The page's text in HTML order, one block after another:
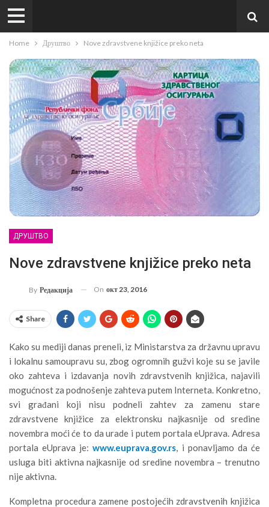
Home Друштво Nove zdravstvene knjižice preko neta
ДРУШТВО
Nove zdravstvene knjižice preko neta
By Редакција On окт 23, 2016
Share
Kako su mediji danas preneli, iz Ministarstva za državnu upravu
i lokalnu samoupravu su, zbog ogromnih gužvi koje su se javile
oko zahteva i izdavanja novih zdravstvenih knjižica, najavili
mogućnost za podnošenje zahteva putem Interneta. Konkretno,
svi građani koji nisu podneli zahtev za zamenu stare
zdravstvene knjižice za elektronsku najkasnije od sredine
novembra moći će to da urade i putem portala eUprava. Adresa
portala eUprava je:www.euprava.gov.rs , i ponavljamo da će
usluga biti aktivna najkasnije od sredine novembra – trenutno
nije aktivna.
Kompletna procedura zamene postojećih zdravstvenih knjižica